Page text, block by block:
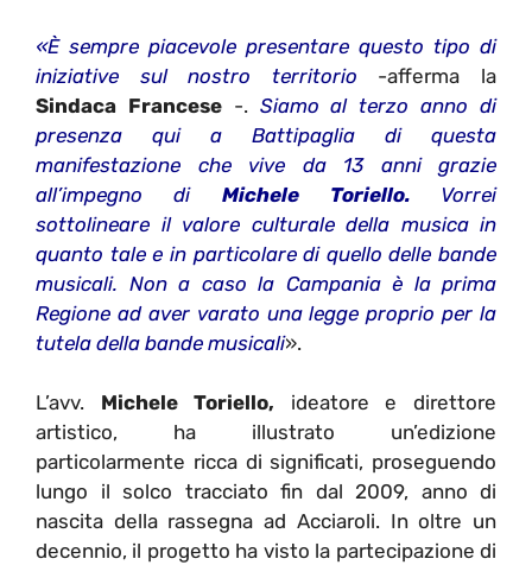
«È sempre piacevole presentare questo tipo di
iniziative sul nostro territorio -afferma la
Sindaca Francese-. Siamo al terzo anno di
presenza qui a Battipaglia di questa
manifestazione che vive da 13 anni grazie
all’impegno di Michele Toriello. Vorrei
sottolineare il valore culturale della musica in
quanto tale e in particolare di quello delle bande
musicali. Non a caso la Campania è la prima
Regione ad aver varato una legge proprio per la
tutela della bande musicali».
L’avv. Michele Toriello, ideatore e direttore
artistico, ha illustrato un’edizione
particolarmente ricca di significati, proseguendo
lungo il solco tracciato fin dal 2009, anno di
nascita della rassegna ad Acciaroli. In oltre un
decennio, il progetto ha visto la partecipazione di